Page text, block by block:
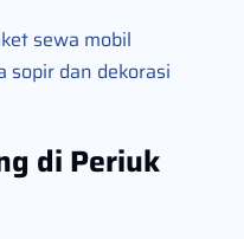
sewa mobil
sopir dan dekorasi
di Periuk